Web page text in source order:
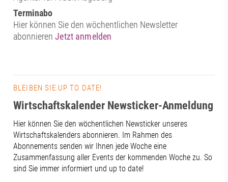
Terminabo
Hier können Sie den wöchentlichen Newsletter
abonnierenJetzt anmelden
BLEIBEN SIE UP TO DATE!
Wirtschaftskalender Newsticker-Anmeldung
Hier können Sie den wöchentlichen Newsticker unseres
Wirtschaftskalenders abonnieren. Im Rahmen des
Abonnements senden wir Ihnen jede Woche eine
Zusammenfassung aller Events der kommenden Woche zu. So
sind Sie immer informiert und up to date!